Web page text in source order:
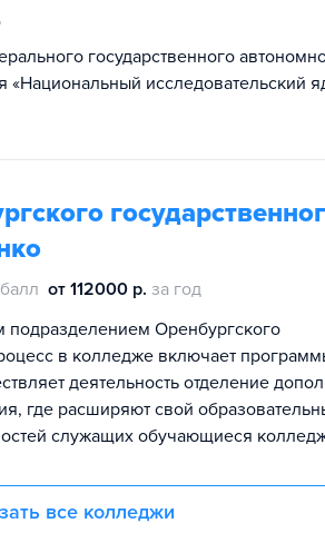
государственного
исследовательский
от 112000 р. за год
подразделением Оренбургского
в колледже включает
деятельность отделение
где расширяют свой
служащих обучающиеся
все колледжи